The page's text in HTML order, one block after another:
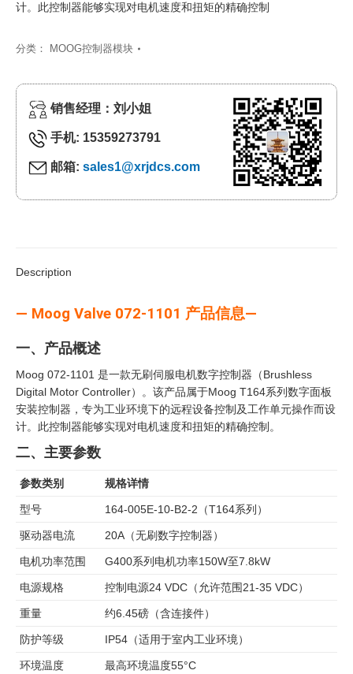
计。此控制器能够实现对电机速度和扭矩的精确控制
分类： MOOG控制器模块
销售经理：刘小姐
手机: 15359273791
邮箱: sales1@xrjdcs.com
Description
— Moog Valve 072-1101 产品信息—
一、产品概述
Moog 072-1101 是一款无刷伺服电机数字控制器（Brushless
Digital Motor Controller）。该产品属于Moog T164系列数字面板
安装控制器，专为工业环境下的远程设备控制及工作单元操作而设
计。此控制器能够实现对电机速度和扭矩的精确控制。
二、主要参数
参数类别 规格详情
型号 164-005E-10-B2-2（T164系列）
驱动器电流 20A（无刷数字控制器）
电机功率范围 G400系列电机功率150W至7.8kW
电源规格 控制电源24 VDC（允许范围21-35 VDC）
重量 约6.45磅（含连接件）
防护等级 IP54（适用于室内工业环境）
环境温度 最高环境温度55°C